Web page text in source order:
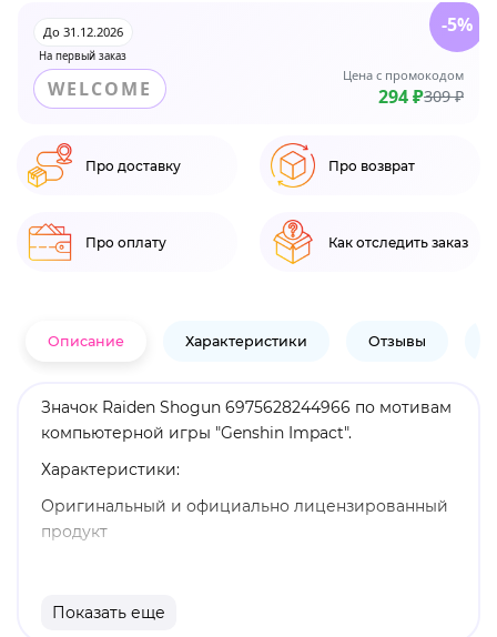
На первый заказ
До 31.12.2026
WELCOME
Цена с промокодом
294 ₽309 ₽
-5%
Про доставку Про возврат
Про оплату Как отследить заказ
Описание Характеристики Отзывы
Значок Raiden Shogun 6975628244966 по мотивам
компьютерной игры "Genshin Impact".
Характеристики:
Оригинальный и официально лицензированный
продукт
Сёгун Райдэн - играбельный Электро персонаж в
Показать еще